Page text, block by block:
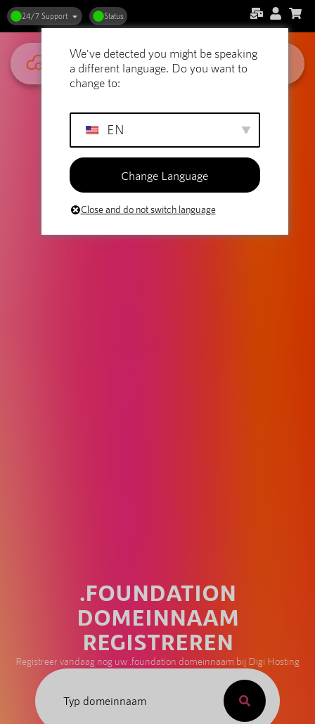
24/7 Support Status
.FOUNDATION
DOMEINNAAM
REGISTREREN
Registreer vandaag nog uw .foundation domeinnaam bij Digi Hosting
We've detected you might be speaking
a different language. Do you want to
change to:
EN
Change Language
Close and do not switch language